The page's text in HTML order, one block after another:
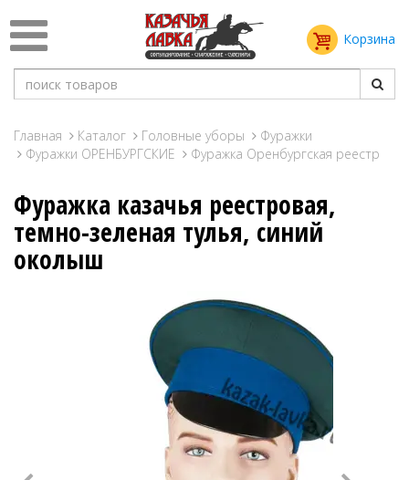
Корзина
Главная Каталог Головные уборы
Фуражки
Фуражки ОРЕНБУРГСКИЕ
Фуражка Оренбургская реестр
Фуражка казачья реестровая,
темно-зеленая тулья, синий
околыш